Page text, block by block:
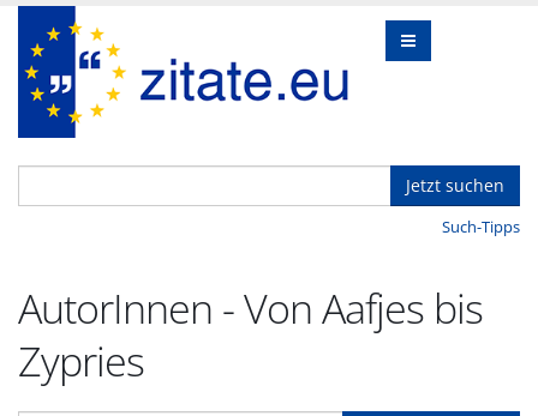
Jetzt suchen
Such-Tipps
AutorInnen - Von Aafjes bis
Zypries